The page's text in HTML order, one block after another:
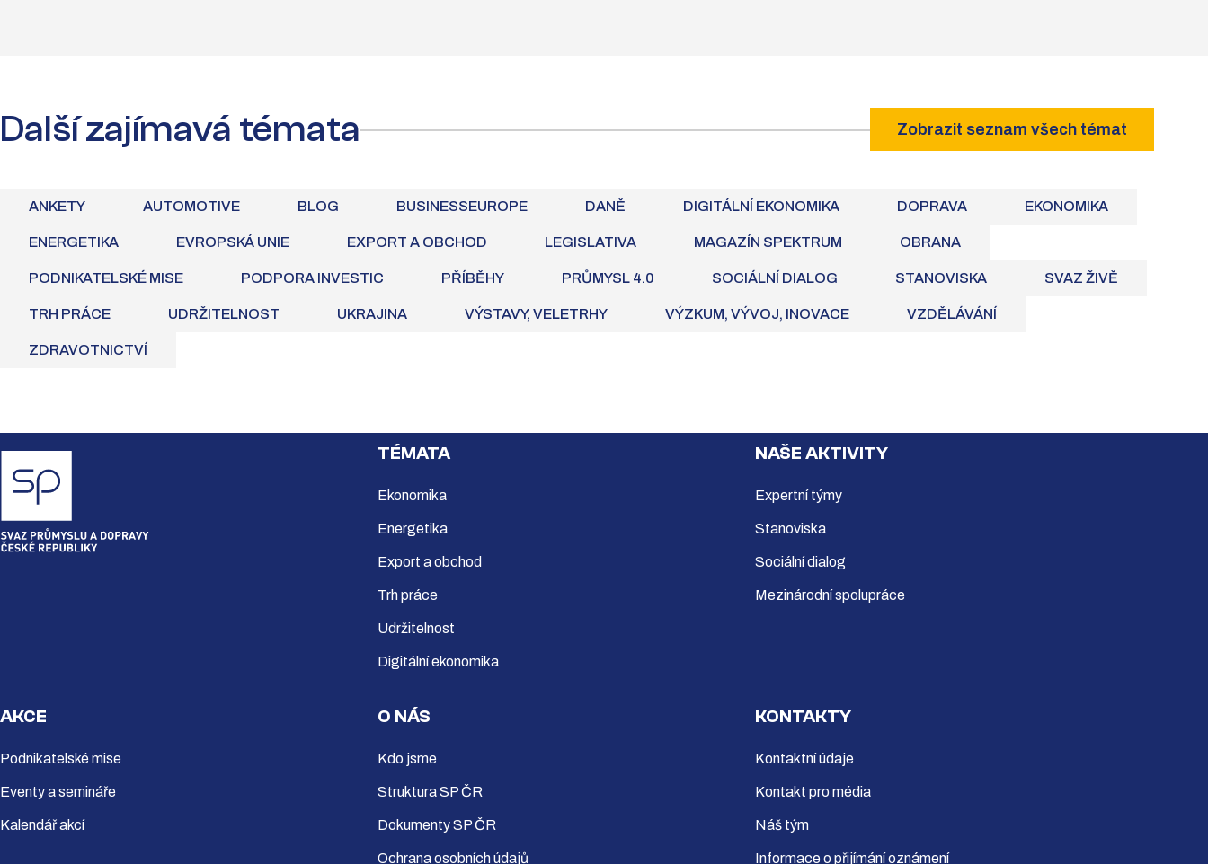
Další zajímavá témata Zobrazit seznam všech témat
ANKETY AUTOMOTIVE BLOG BUSINESSEUROPE DANĚ DIGITÁLNÍ EKONOMIKA DOPRAVA EKONOMIKA
ENERGETIKA EVROPSKÁ UNIE EXPORT A OBCHOD LEGISLATIVA MAGAZÍN SPEKTRUM OBRANA
PODNIKATELSKÉ MISE PODPORA INVESTIC PŘÍBĚHY PRŮMYSL 4.0 SOCIÁLNÍ DIALOG STANOVISKA SVAZ ŽIVĚ
TRH PRÁCE UDRŽITELNOST UKRAJINA VÝSTAVY, VELETRHY VÝZKUM, VÝVOJ, INOVACE VZDĚLÁVÁNÍ
ZDRAVOTNICTVÍ
TÉMATA
Ekonomika
Energetika
Export a obchod
Trh práce
Udržitelnost
Digitální ekonomika
NAŠE AKTIVITY
Expertní týmy
Stanoviska
Sociální dialog
Mezinárodní spolupráce
AKCE
Podnikatelské mise
Eventy a semináře
Kalendář akcí
O NÁS
Kdo jsme
Struktura SP ČR
Dokumenty SP ČR
Ochrana osobních údajů
KONTAKTY
Kontaktní údaje
Kontakt pro média
Náš tým
Informace o přijímání oznámení